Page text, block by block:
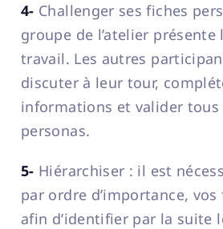
4- Challenger ses fiches
groupe de l’atelier
travail. Les autres
discuter à leur tour,
informations et valider tous
personas.
5- Hiérarchiser : il est
par ordre d’importance,
afin d’identifier par la suite